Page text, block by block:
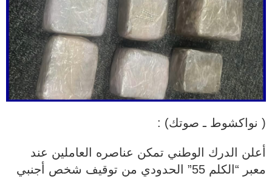
( نواكشوط ـ صوتك) :
أعلن الدرك الوطني تمكن عناصره العاملين عند
معبر “الكلم 55” الحدودي من توقيف شخص أجنبي